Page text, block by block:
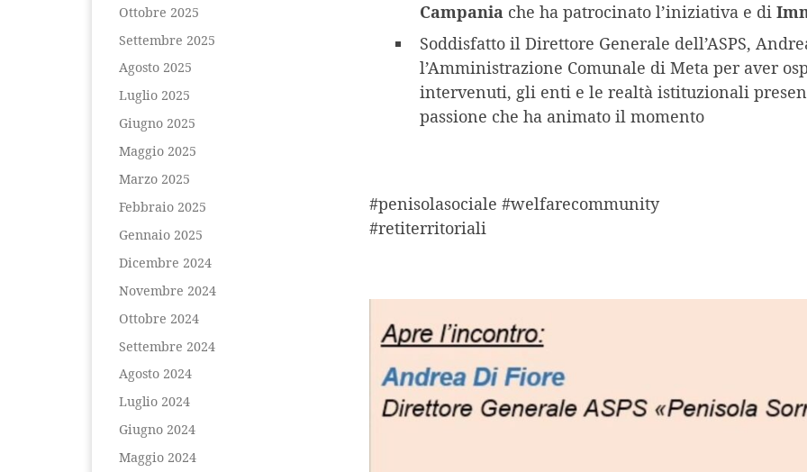
Campaniache ha patrocinato l’iniziativa e di
Soddisfatto il Direttore Generale dell’ASPS,
l’Amministrazione Comunale di Meta per aver
intervenuti, gli enti e le realtà istituzionali
passione che ha animato il momento
#penisolasociale #welfarecommunity
#retiterritoriali
Ottobre 2025
Settembre 2025
Agosto 2025
Luglio 2025
Giugno 2025
Maggio 2025
Marzo 2025
Febbraio 2025
Gennaio 2025
Dicembre 2024
Novembre 2024
Ottobre 2024
Settembre 2024
Agosto 2024
Luglio 2024
Giugno 2024
Maggio 2024